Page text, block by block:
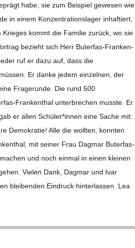
habe, sie zum Bei­spiel gewe­sen wie
in einem Kon­zen­tra­ti­ons­la­ger inhaf­tiert,
kommt die Fami­lie zurück, wo sie
bezieht sich Herr Buter­­fas-Fran­ken­­
ruf er dazu auf, dass die
Er danke jedem ein­zel­nen, der
Fra­ge­runde. Die rund 500
Fran­ken­­thal unter­bre­chen musste. Er
er allen Schüler*innen eine Sache mit:
Demo­kra­tie! Alle die woll­ten, konn­ten
mit sei­ner Frau Dag­mar Buter­­fas-
und noch ein­mal in einen klei­nen
Vie­len Dank, Dag­mar und Ivar
blei­ben­den Ein­druck hin­ter­las­sen. Lea